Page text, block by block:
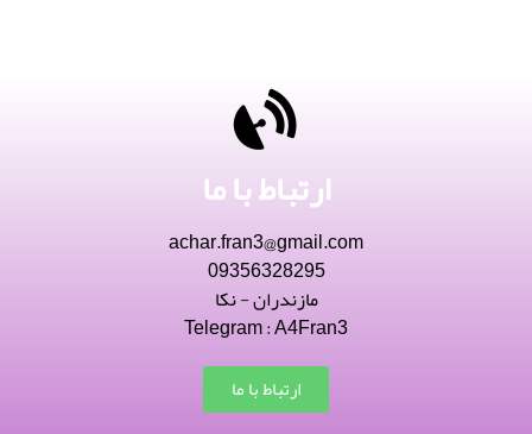
ارتباط با ما
achar.fran3@gmail.com
09356328295
مازندران - نکا
Telegram : A4Fran3
ارتباط با ما